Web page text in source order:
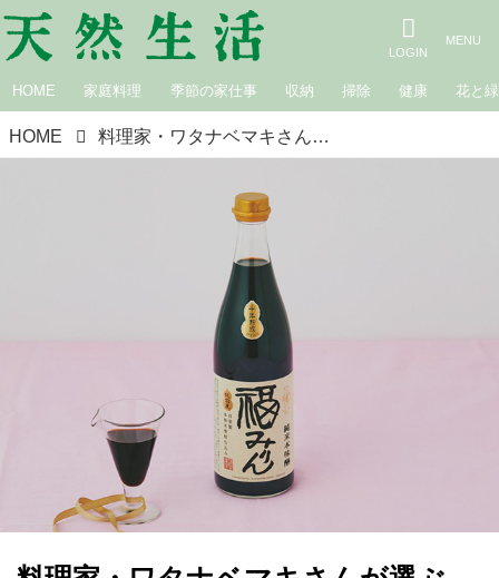
HOME 家庭料理 季節の家仕事 収納 掃除 健康 花と緑
HOME 料理家・ワタナベマキさんが選ぶ、今年の贈りもの。栗の「お菓子」と熟成「福みりん」｜贈りもの上手に聞く、通販できる贈りもの